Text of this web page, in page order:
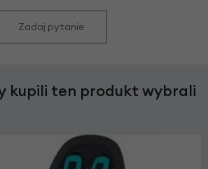
Zadaj pytanie
kupili ten produkt wybrali